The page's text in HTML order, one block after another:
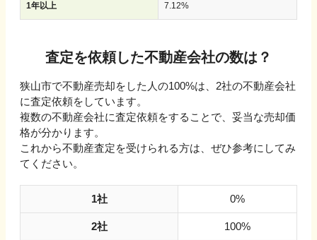
1年以上 7.12%
査定を依頼した不動産会社の数は？
狭山市で不動産売却をした人の100%は、 2社の不動産会社
に査定依頼をしています。
複数の不動産会社に査定依頼をすることで、妥当な売却価
格が分かります。
これから不動産査定を受けられる方は、ぜひ参考にしてみ
てください。
1社 0%
2社 100%